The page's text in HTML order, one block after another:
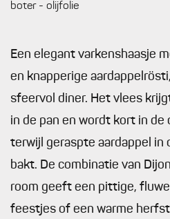
boter - olijfolie
Een elegant varkenshaasje
en knapperige
sfeervol diner. Het vlees
in de pan en wordt kort in de
terwijl geraspte aardappel in
bakt. De combinatie van
room geeft een pittige,
feestjes of een warme